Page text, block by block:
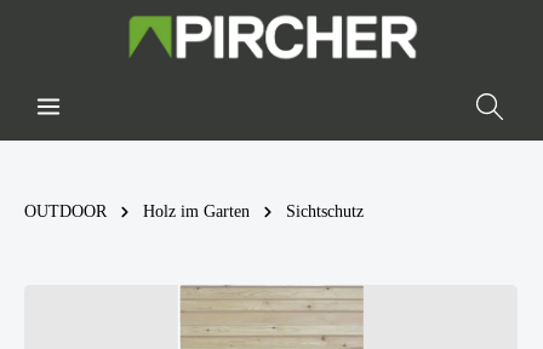
OUTDOOR Holz im Garten Sichtschutz